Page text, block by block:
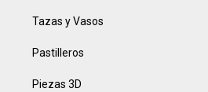
Tazas y Vasos
Pastilleros
Piezas 3D